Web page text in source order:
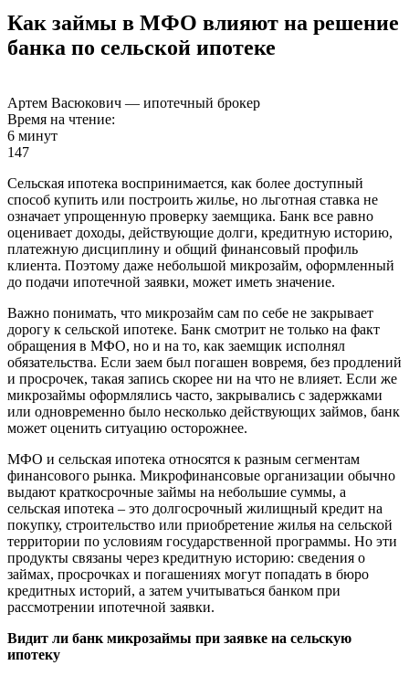
Как займы в МФО влияют на решение
банка по сельской ипотеке
Артем Васюкович — ипотечный брокер
Время на чтение:
6 минут
147
Сельская ипотека воспринимается, как более доступный
способ купить или построить жилье, но льготная ставка не
означает упрощенную проверку заемщика. Банк все равно
оценивает доходы, действующие долги, кредитную историю,
платежную дисциплину и общий финансовый профиль
клиента. Поэтому даже небольшой микрозайм, оформленный
до подачи ипотечной заявки, может иметь значение.
Важно понимать, что микрозайм сам по себе не закрывает
дорогу к сельской ипотеке. Банк смотрит не только на факт
обращения в МФО, но и на то, как заемщик исполнял
обязательства. Если заем был погашен вовремя, без продлений
и просрочек, такая запись скорее ни на что не влияет. Если же
микрозаймы оформлялись часто, закрывались с задержками
или одновременно было несколько действующих займов, банк
может оценить ситуацию осторожнее.
МФО и сельская ипотека относятся к разным сегментам
финансового рынка. Микрофинансовые организации обычно
выдают краткосрочные займы на небольшие суммы, а
сельская ипотека – это долгосрочный жилищный кредит на
покупку, строительство или приобретение жилья на сельской
территории по условиям государственной программы. Но эти
продукты связаны через кредитную историю: сведения о
займах, просрочках и погашениях могут попадать в бюро
кредитных историй, а затем учитываться банком при
рассмотрении ипотечной заявки.
Видит ли банк микрозаймы при заявке на сельскую
ипотеку